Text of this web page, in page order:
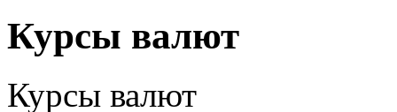
Курсы валют
Курсы валют